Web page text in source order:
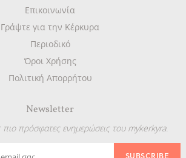
Επικοινωνία
Γράψτε για την Κέρκυρα
Περιοδικό
Όροι Χρήσης
Πολιτική Απορρήτου
Newsletter
πιο πρόσφατες ενημερώσεις του mykerkyra.